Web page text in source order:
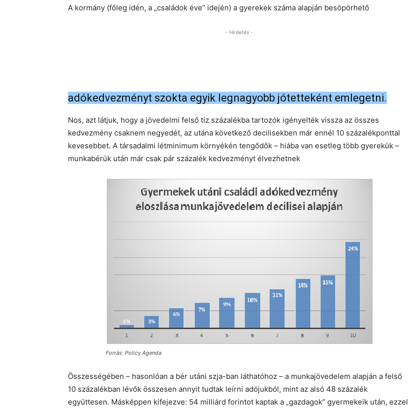
A kormány (főleg idén, a „családok éve” idején) a gyerekek száma alapján besöpörhető
- Hirdetés -
adókedvezményt szokta egyik legnagyobb jótetteként emlegetni.
Nos, azt látjuk, hogy a jövedelmi felső tíz százalékba tartozók igényelték vissza az összes
kedvezmény csaknem negyedét, az utána következő decilisekben már ennél 10 százalékponttal
kevesebbet. A társadalmi létminimum környékén tengődők – hiába van esetleg több gyerekük –
munkabérük után már csak pár százalék kedvezményt élvezhetnek
Forrás: Policy Agenda
Összességében – hasonlóan a bér utáni szja-ban láthatóhoz – a munkajövedelem alapján a felső
10 százalékban lévők összesen annyit tudtak leírni adójukból, mint az alsó 48 százalék
együttesen. Másképpen kifejezve: 54 milliárd forintot kaptak a „gazdagok” gyermekeik után, ezzel